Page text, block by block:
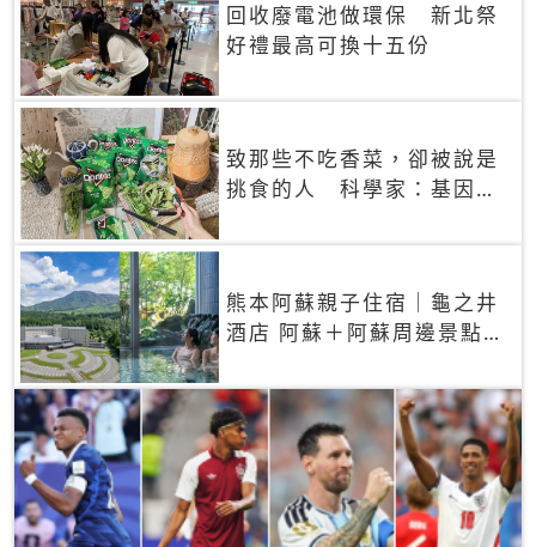
回收廢電池做環保 新北祭
好禮最高可換十五份
致那些不吃香菜，卻被說是
挑食的人 科學家：基因決
熊本阿蘇親子住宿｜龜之井
酒店 阿蘇＋阿蘇周邊景點一